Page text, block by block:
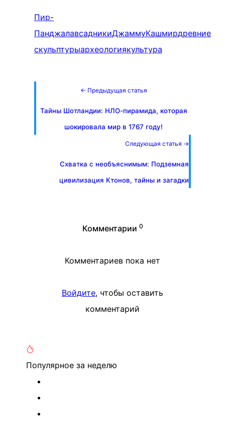
Пир-
ПанджалавсадникиДжаммуКашмирдревние
скульптурыархеологиякультура
← Предыдущая статья
Тайны Шотландии: НЛО-пирамида, которая
шокировала мир в 1767 году!
Следующая статья →
Схватка с необъяснимым: Подземная
цивилизация Ктонов, тайны и загадки
Комментарии 0
Комментариев пока нет
Войдите, чтобы оставить
комментарий
Популярное за неделю